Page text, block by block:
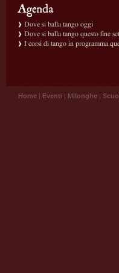
Dove si balla tango oggi
Dove si balla tango questo fine
I corsi di tango in programma
Home | Eventi | Milonghe |